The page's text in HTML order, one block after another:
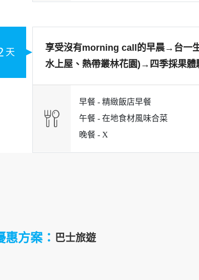
惠方案： 巴士旅遊
天
享受沒有morning call的早晨→台一
水上屋、熱帶叢林花園)→四季採果
早餐 - 精緻飯店早餐
午餐 - 在地食材風味合菜
晚餐 - X